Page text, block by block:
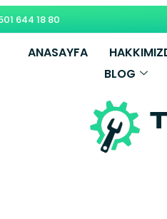
644 18 80
ANASAYFA
BLOG